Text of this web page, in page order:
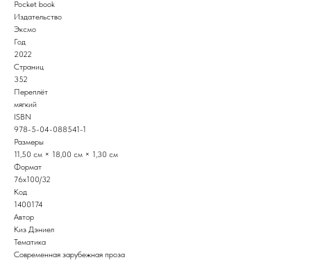
Pocket book
Издательство
Эксмо
Год
2022
Страниц
352
Переплёт
мягкий
ISBN
978-5-04-088541-1
Размеры
11,50 см × 18,00 см × 1,30 см
Формат
76x100/32
Код
1400174
Автор
Киз Дэниел
Тематика
Современная зарубежная проза